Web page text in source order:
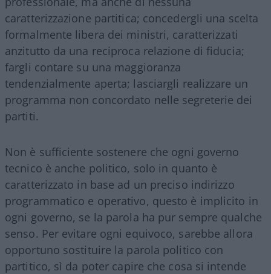
caratterizzazione partitica; concedergli una scelta
formalmente libera dei ministri, caratterizzati
anzitutto da una reciproca relazione di fiducia;
fargli contare su una maggioranza
tendenzialmente aperta; lasciargli realizzare un
programma non concordato nelle segreterie dei
partiti.
Non è sufficiente sostenere che ogni governo
tecnico è anche politico, solo in quanto è
caratterizzato in base ad un preciso indirizzo
programmatico e operativo, questo è implicito in
ogni governo, se la parola ha pur sempre qualche
senso. Per evitare ogni equivoco, sarebbe allora
opportuno sostituire la parola politico con
partitico, sì da poter capire che cosa si intende